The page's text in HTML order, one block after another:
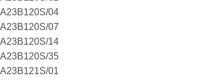
04
07
14
35
01